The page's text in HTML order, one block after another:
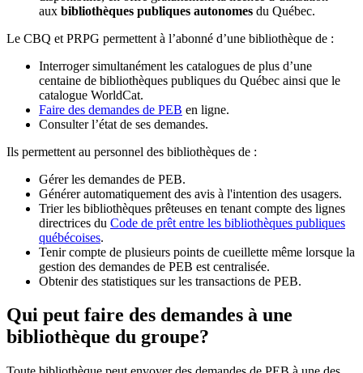
aux bibliothèques publiques autonomes du Québec.
Le CBQ et PRPG permettent à l’abonné d’une bibliothèque de :
Interroger simultanément les catalogues de plus d’une
centaine de bibliothèques publiques du Québec ainsi que le
catalogue WorldCat.
Faire des demandes de PEB en ligne.
Consulter l’état de ses demandes.
Ils permettent au personnel des bibliothèques de :
Gérer les demandes de PEB.
Générer automatiquement des avis à l'intention des usagers.
Trier les bibliothèques prêteuses en tenant compte des lignes
directrices du Code de prêt entre les bibliothèques publiques
québécoises.
Tenir compte de plusieurs points de cueillette même lorsque la
gestion des demandes de PEB est centralisée.
Obtenir des statistiques sur les transactions de PEB.
Qui peut faire des demandes à une
bibliothèque du groupe?